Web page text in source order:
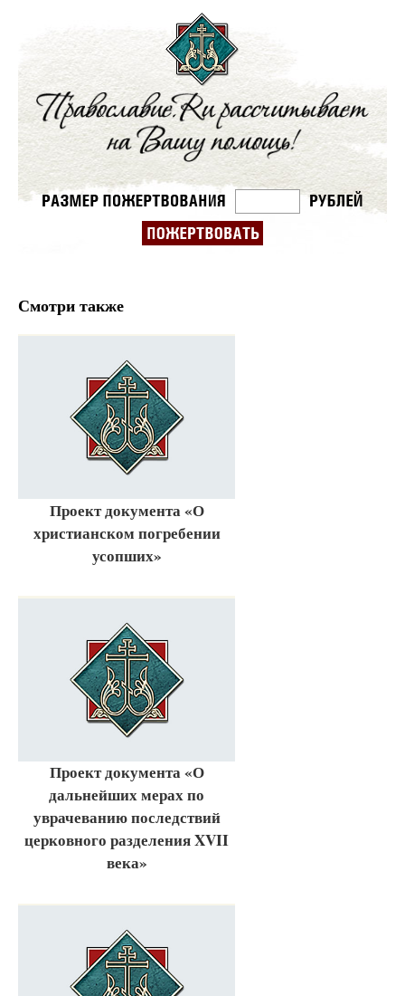
Смотри также
Проект документа «О
христианском погребении
усопших»
Проект документа «О
дальнейших мерах по
уврачеванию последствий
церковного разделения XVII
века»